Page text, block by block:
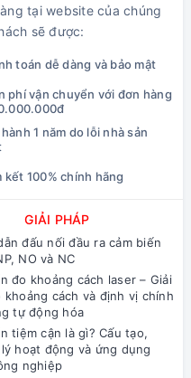
tại website của chúng
sẽ được:
toán dễ dàng và bảo mật
phí vận chuyển với đơn hàng
hành 1 năm do lỗi nhà sản
kết 100% chính hãng
GIẢI PHÁP
đấu nối đầu ra cảm biến
NO và NC
đo khoảng cách laser – Giải
khoảng cách và định vị chính
tự động hóa
tiệm cận là gì? Cấu tạo,
hoạt động và ứng dụng
nghiệp